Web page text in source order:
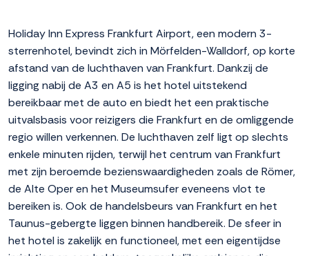
Holiday Inn Express Frankfurt Airport, een modern 3-
sterrenhotel, bevindt zich in Mörfelden-Walldorf, op korte
afstand van de luchthaven van Frankfurt. Dankzij de
ligging nabij de A3 en A5 is het hotel uitstekend
bereikbaar met de auto en biedt het een praktische
uitvalsbasis voor reizigers die Frankfurt en de omliggende
regio willen verkennen. De luchthaven zelf ligt op slechts
enkele minuten rijden, terwijl het centrum van Frankfurt
met zijn beroemde bezienswaardigheden zoals de Römer,
de Alte Oper en het Museumsufer eveneens vlot te
bereiken is. Ook de handelsbeurs van Frankfurt en het
Taunus-gebergte liggen binnen handbereik. De sfeer in
het hotel is zakelijk en functioneel, met een eigentijdse